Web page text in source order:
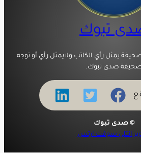
تبوك
يمثل رأي الكاتب ولايمثل رأي أو توجه
صدى تبوك.
© صدى تبوك
انتلي سوفت ارتس